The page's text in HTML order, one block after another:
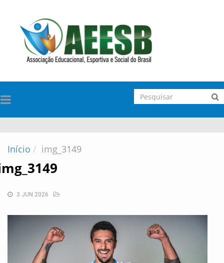
TOGGLE
NAVIGATION
Início img_3149
3 JUN 2026